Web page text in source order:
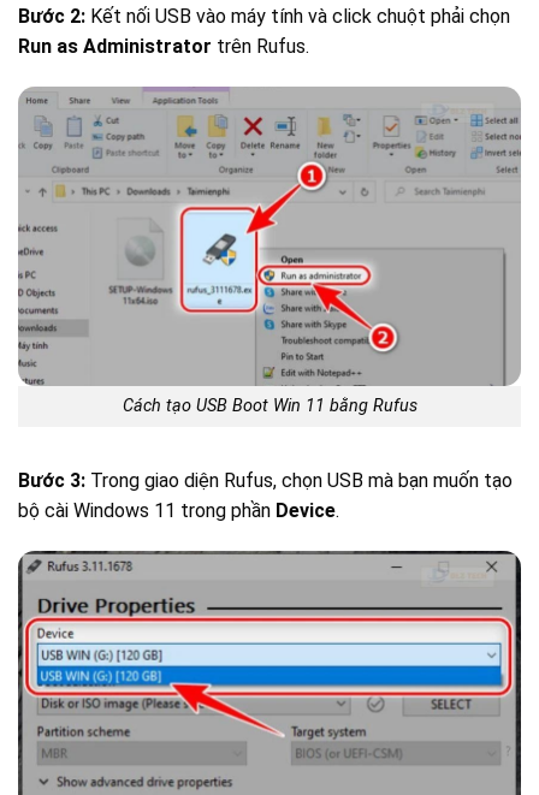
Bước 2: Kết nối USB vào máy tính và click chuột phải chọn
Run as Administrator trên Rufus.
Cách tạo USB Boot Win 11 bằng Rufus
Bước 3: Trong giao diện Rufus, chọn USB mà bạn muốn tạo
bộ cài Windows 11 trong phần Device.